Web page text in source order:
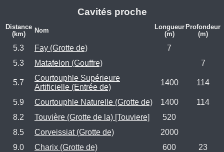
Cavités proche
Distance
(km)
Nom
Longueur
(m)
Profondeur
(m)
5.3 Fay (Grotte de)
7
5.3
Matafelon (Gouffre) 7
5.7
Courtouphle Supérieure
Artificielle (Entrée de)
1400 114
5.9 Courtouphle Naturelle (Grotte de) 1400
114
8.2
Touvière (Grotte de la) [Touviere]
520
8.5
Corveissiat (Grotte de)
2000
9.0
Charix (Grotte de) 600
23